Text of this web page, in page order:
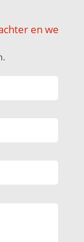
en we